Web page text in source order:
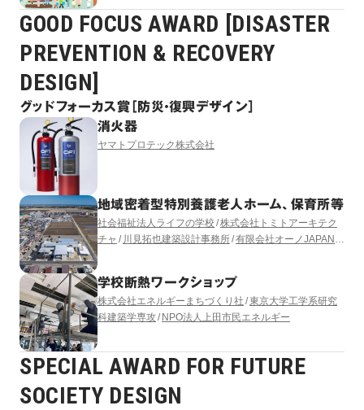
GOOD FOCUS AWARD [DISASTER
PREVENTION & RECOVERY
DESIGN]
グッドフォーカス賞［防災・復興デザイン］
消火器
ヤマトプロテック株式会社
地域密着型特別養護老人ホーム、保育所等
社会福祉法人ライフの学校 株式会社トミトアーキテク
チャ
川見拓也建築設計事務所 有限会社オーノJAPAN
学校断熱ワークショップ
株式会社エネルギーまちづくり社 東京大学工学系研究
科建築学専攻 NPO法人上田市民エネルギー
SPECIAL AWARD FOR FUTURE
SOCIETY DESIGN